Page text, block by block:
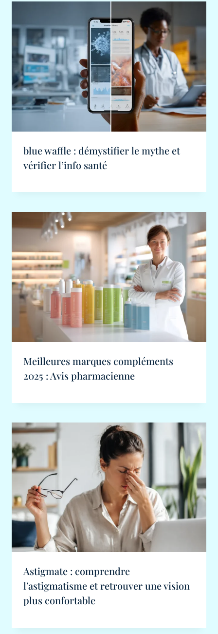
blue waffle : démystifier le mythe et
vérifier l’info santé
Meilleures marques compléments
2025 : Avis pharmacienne
Astigmate : comprendre
l’astigmatisme et retrouver une vision
plus confortable